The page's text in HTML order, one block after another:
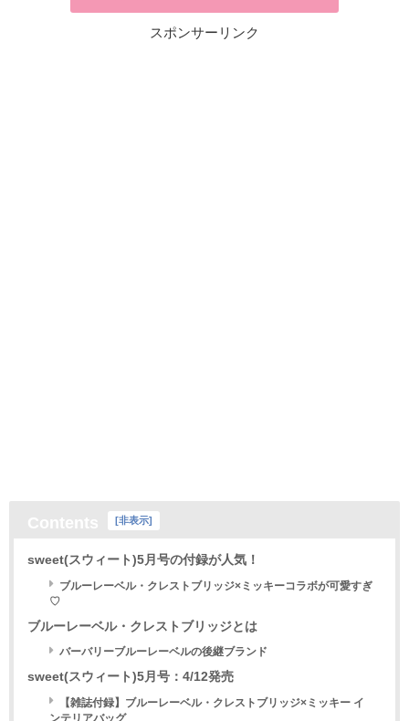
スポンサーリンク
非表示
sweet(スウィート)5月号の付録が人気！
ブルーレーベル・クレストブリッジ×ミッキーコラボが可愛すぎ
♡
ブルーレーベル・クレストブリッジとは
バーバリーブルーレーベルの後継ブランド
sweet(スウィート)5月号：4/12発売
【雑誌付録】ブルーレーベル・クレストブリッジ×ミッキー イ
ンテリアバッグ